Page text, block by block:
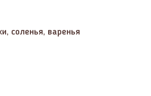
соленья, варенья